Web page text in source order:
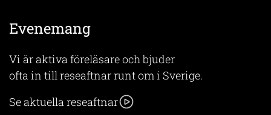
Evenemang
Vi är aktiva föreläsare och bjuder
ofta in till reseaftnar runt om i Sverige.
Se aktuella reseaftnar